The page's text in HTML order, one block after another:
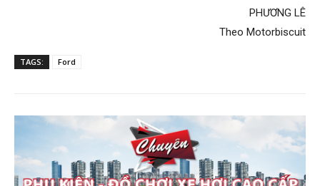
PHƯƠNG LÊ
Theo Motorbiscuit
TAGS: Ford